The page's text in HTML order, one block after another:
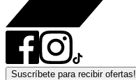
Suscríbete para recibir ofertas!